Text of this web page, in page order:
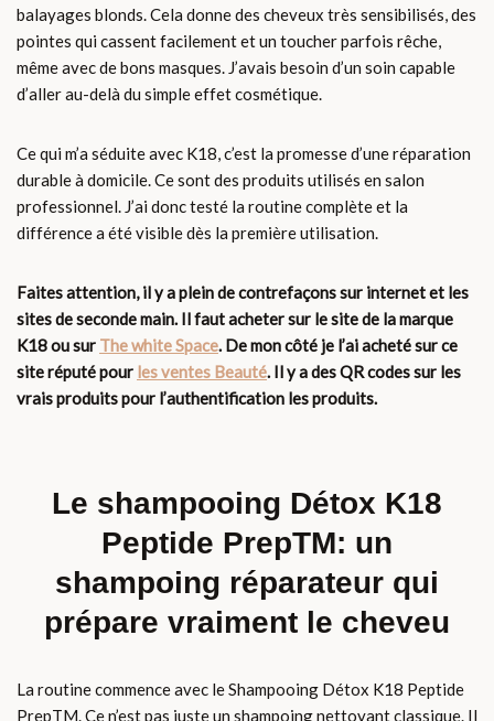
balayages blonds. Cela donne des cheveux très sensibilisés, des
pointes qui cassent facilement et un toucher parfois rêche,
même avec de bons masques. J’avais besoin d’un soin capable
d’aller au-delà du simple effet cosmétique.
Ce qui m’a séduite avec K18, c’est la promesse d’une réparation
durable à domicile. Ce sont des produits utilisés en salon
professionnel. J’ai donc testé la routine complète et la
différence a été visible dès la première utilisation.
Faites attention, il y a plein de contrefaçons sur internet et les
sites de seconde main. Il faut acheter sur le site de la marque
K18 ou sur The white Space. De mon côté je l’ai acheté sur ce
site réputé pour les ventes Beauté. Il y a des QR codes sur les
vrais produits pour l’authentification les produits.
Le shampooing Détox K18
Peptide PrepTM: un
shampoing réparateur qui
prépare vraiment le cheveu
La routine commence avec le Shampooing Détox K18 Peptide
PrepTM. Ce n’est pas juste un shampoing nettoyant classique. Il